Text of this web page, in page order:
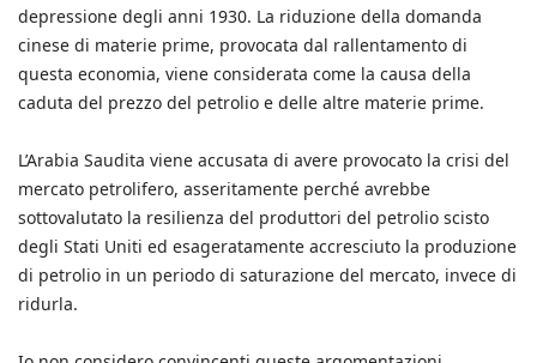
depressione degli anni 1930. La riduzione della domanda
cinese di materie prime, provocata dal rallentamento di
questa economia, viene considerata come la causa della
caduta del prezzo del petrolio e delle altre materie prime.
L’Arabia Saudita viene accusata di avere provocato la crisi del
mercato petrolifero, asseritamente perché avrebbe
sottovalutato la resilienza del produttori del petrolio scisto
degli Stati Uniti ed esageratamente accresciuto la produzione
di petrolio in un periodo di saturazione del mercato, invece di
ridurla.